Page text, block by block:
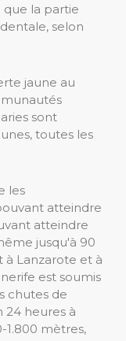
que la partie
selon
jaune au
sont
toutes les
les
atteindre
atteindre
jusqu'à 90
Lanzarote et à
est soumis
chutes de
24 heures à
1.800 mètres,